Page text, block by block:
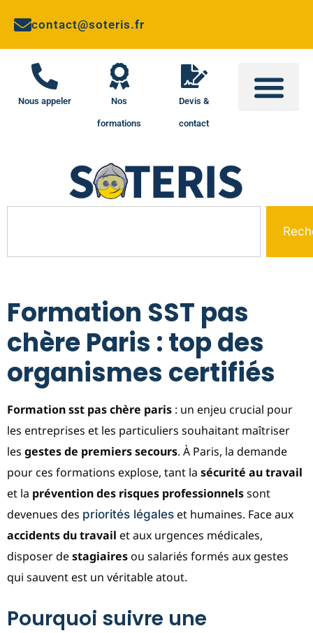
contact@soteris.fr
Nous appeler Nos
formations
Devis &
contact
Formation SST pas
chère Paris : top des
organismes certifiés
Formation sst pas chère paris : un enjeu crucial pour
les entreprises et les particuliers souhaitant maîtriser
les gestes de premiers secours. À Paris, la demande
pour ces formations explose, tant la sécurité au travail
et la prévention des risques professionnelssont
devenues des priorités légales et humaines. Face aux
accidents du travail et aux urgences médicales,
disposer destagiairesou salariés formés aux gestes
qui sauvent est un véritable atout.
Pourquoi suivre une